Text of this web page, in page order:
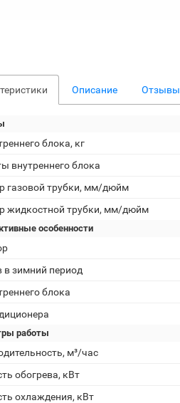
Описание Отзывы
блока, кг
внутреннего блока
газовой трубки, мм/дюйм
жидкостной трубки, мм/дюйм
особенности
в зимний период
блока
работы
м³/час
обогрева, кВт
охлаждения, кВт